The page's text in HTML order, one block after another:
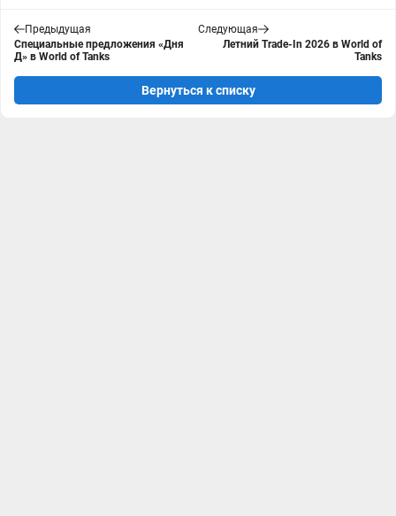
Предыдущая
Специальные предложения «Дня
Д» в World of Tanks
Следующая
Летний Trade-In 2026 в World of
Tanks
Вернуться к списку